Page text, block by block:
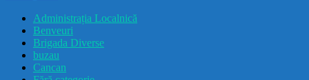
Administrația Localnică
Benveuri
Brigada Diverse
buzau
Cancan